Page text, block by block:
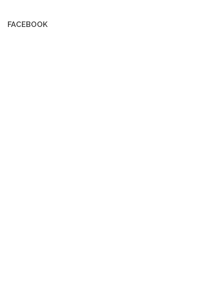
FACEBOOK